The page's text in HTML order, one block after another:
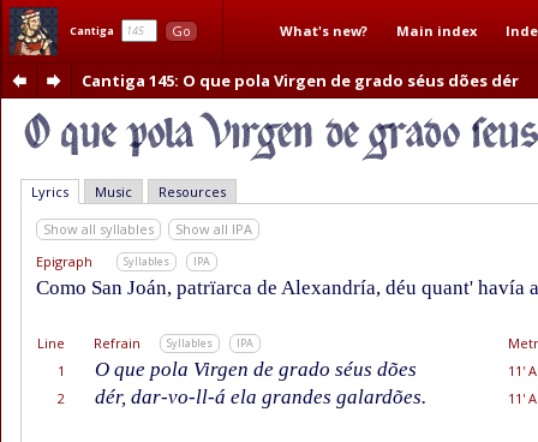
Cantiga Go What's new? Main index
Cantiga 145: O que pola Virgen de grado séus dões dér
Lyrics Music Resources
Show all syllables
Show all IPA
Epigraph
Syllables IPA
Como San Joán, patrïarca de Alexandría, déu quant' havía
Line Refrain Syllables IPA
1
O que pola Virgen de grado séus dões
11' A
2
dér, dar-vo-ll-á ela grandes galardões. 11' A